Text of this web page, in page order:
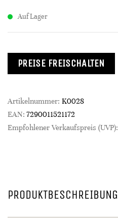
Auf Lager
PREISE FREISCHALTEN
Artikelnummer: K0028
EAN: 7290011521172
Empfohlener Verkaufspreis (UVP):
PRODUKTBESCHREIBUNG